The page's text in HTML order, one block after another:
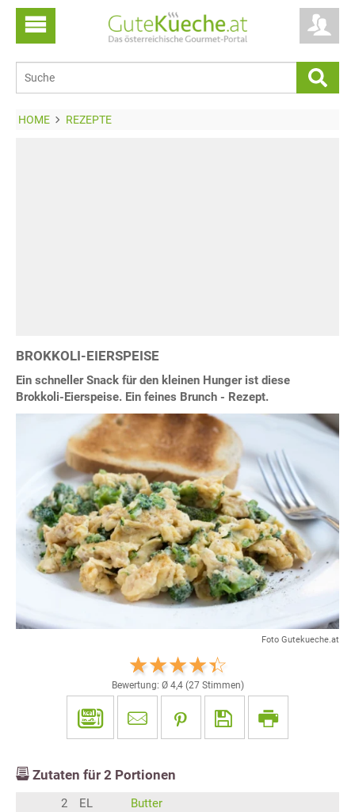
HOME REZEPTE
BROKKOLI-EIERSPEISE
Ein schneller Snack für den kleinen Hunger ist diese
Brokkoli-Eierspeise. Ein feines Brunch - Rezept.
Foto Gutekueche.at
Bewertung: Ø 4,4(27Stimmen)
Zutaten für 2 Portionen
2 EL
Butter